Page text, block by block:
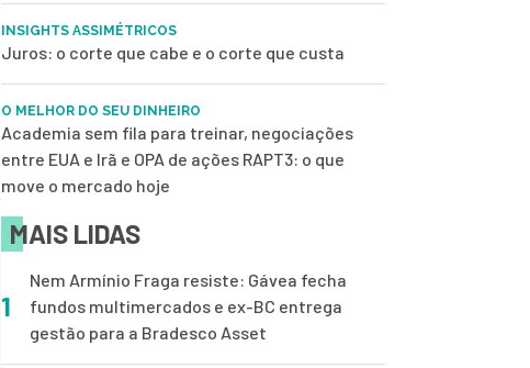
INSIGHTS ASSIMÉTRICOS
Juros: o corte que cabe e o corte que custa
O MELHOR DO SEU DINHEIRO
Academia sem fila para treinar, negociações
entre EUA e Irã e OPA de ações RAPT3: o que
move o mercado hoje
MAIS LIDAS
1
Nem Armínio Fraga resiste: Gávea fecha
fundos multimercados e ex-BC entrega
gestão para a Bradesco Asset